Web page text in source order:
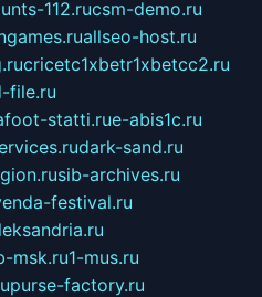
112.rucsm-demo.ru
allseo-host.ru
cricetc1xbetr1xbetcc2.ru
file.ru
statti.rue-abis1c.ru
dark-sand.ru
sib-archives.ru
festival.ru
msk.ru1-mus.ru
purse-factory.ru